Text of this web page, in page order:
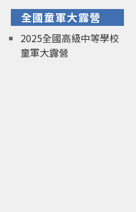
全國童軍大露營
2025全國高級中等學校
童軍大露營